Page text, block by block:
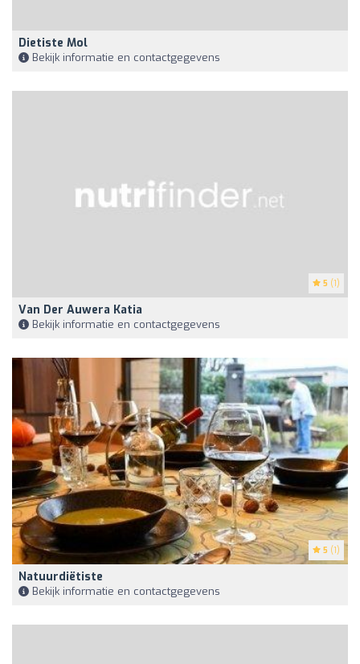
Dietiste Mol
Bekijk informatie en contactgegevens
5 (1)
Van Der Auwera Katia
Bekijk informatie en contactgegevens
5 (1)
Natuurdiëtiste
Bekijk informatie en contactgegevens